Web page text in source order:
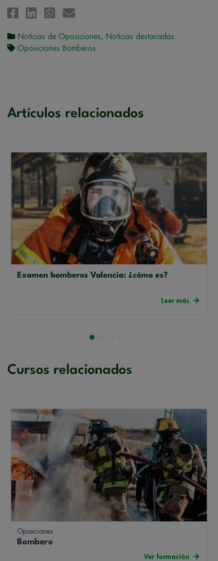
Noticias de Oposiciones, Noticias destacadas
Oposiciones Bomberos
Artículos relacionados
Examen bomberos Valencia: ¿cómo es?
Leer más
Cursos relacionados
Oposiciones
Bombero
Ver formación